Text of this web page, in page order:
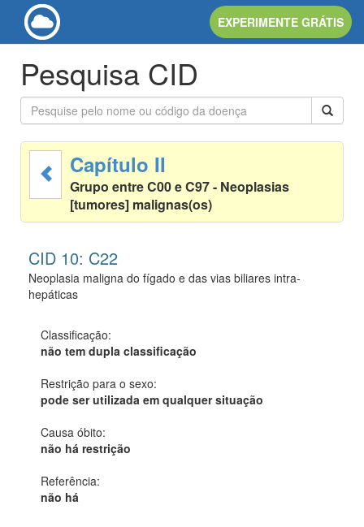
EXPERIMENTE GRÁTIS
Pesquisa CID
Capítulo II
Grupo entre C00 e C97 - Neoplasias
[tumores] malignas(os)
CID 10: C22
Neoplasia maligna do fígado e das vias biliares intra-
hepáticas
Classificação:
não tem dupla classificação
Restrição para o sexo:
pode ser utilizada em qualquer situação
Causa óbito:
não há restrição
Referência:
não há